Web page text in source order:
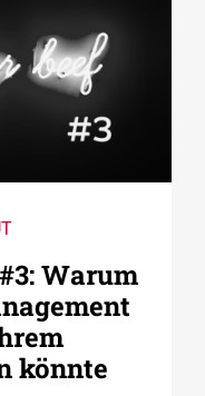
Warum
könnte